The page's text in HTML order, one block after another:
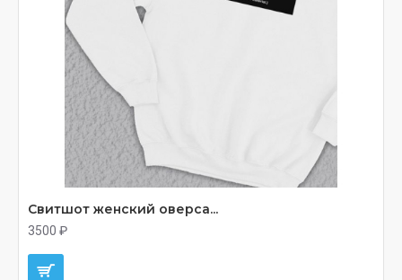
Свитшот женский оверса...
3500 ₽